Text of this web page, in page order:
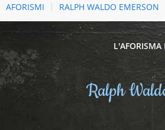
AFORISMI RALPH WALDO EMERSON
L'AFORISMA
Ralph